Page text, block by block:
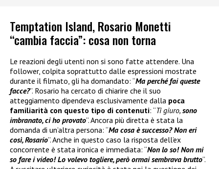
Temptation Island, Rosario Monetti
“cambia faccia”: cosa non torna
Le reazioni degli utenti non si sono fatte attendere. Una
follower, colpita soprattutto dalle espressioni mostrate
durante il filmato, gli ha domandato: “Ma perché fai queste
facce?”. Rosario ha cercato di chiarire che il suo
atteggiamento dipendeva esclusivamente dalla poca
familiarità con questo tipo di contenuti: “Ti giuro, sono
imbranato, ci ho provato”. Ancora più diretta è stata la
domanda di un’altra persona: “Ma cosa è successo? Non eri
così, Rosario”. Anche in questo caso la risposta dell’ex
concorrente è stata ironica e immediata: “Non lo so! Non mi
so fare i video! Lo volevo togliere, però ormai sembrava brutto”.